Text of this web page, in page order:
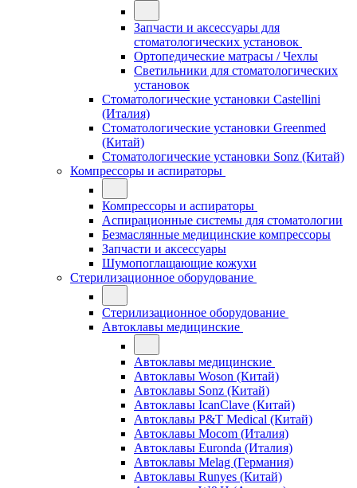
Запчасти и аксессуары для
стоматологических установок
Ортопедические матрасы / Чехлы
Светильники для стоматологических
установок
Стоматологические установки Castellini
(Италия)
Стоматологические установки Greenmed
(Китай)
Стоматологические установки Sonz (Китай)
Компрессоры и аспираторы
Компрессоры и аспираторы
Аспирационные системы для стоматологии
Безмаслянные медицинские компрессоры
Запчасти и аксессуары
Шумопоглащающие кожухи
Стерилизационное оборудование
Стерилизационное оборудование
Автоклавы медицинские
Автоклавы медицинские
Автоклавы Woson (Китай)
Автоклавы Sonz (Китай)
Автоклавы IcanClave (Китай)
Автоклавы P&T Medical (Китай)
Автоклавы Mocom (Италия)
Автоклавы Euronda (Италия)
Автоклавы Melag (Германия)
Автоклавы Runyes (Китай)